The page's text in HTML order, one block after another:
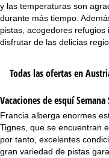
y las temperaturas son
durante más tiempo.
pistas, acogedores
disfrutar de las delicias
Todas las ofertas en
Vacaciones de esquí
Francia alberga enormes
Tignes, que se encuentran
por tanto, excelentes
gran variedad de pistas